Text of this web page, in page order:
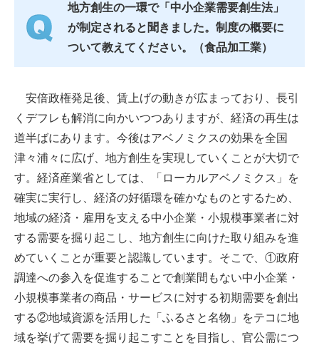
地方創生の一環で「中小企業需要創生法」
が制定されると聞きました。制度の概要に
ついて教えてください。（食品加工業）
安倍政権発足後、賃上げの動きが広まっており、長引
くデフレも解消に向かいつつありますが、経済の再生は
道半ばにあります。今後はアベノミクスの効果を全国
津々浦々に広げ、地方創生を実現していくことが大切で
す。経済産業省としては、「ローカルアベノミクス」を
確実に実行し、経済の好循環を確かなものとするため、
地域の経済・雇用を支える中小企業・小規模事業者に対
する需要を掘り起こし、地方創生に向けた取り組みを進
めていくことが重要と認識しています。そこで、①政府
調達への参入を促進することで創業間もない中小企業・
小規模事業者の商品・サービスに対する初期需要を創出
する②地域資源を活用した「ふるさと名物」をテコに地
域を挙げて需要を掘り起こすことを目指し、官公需につ